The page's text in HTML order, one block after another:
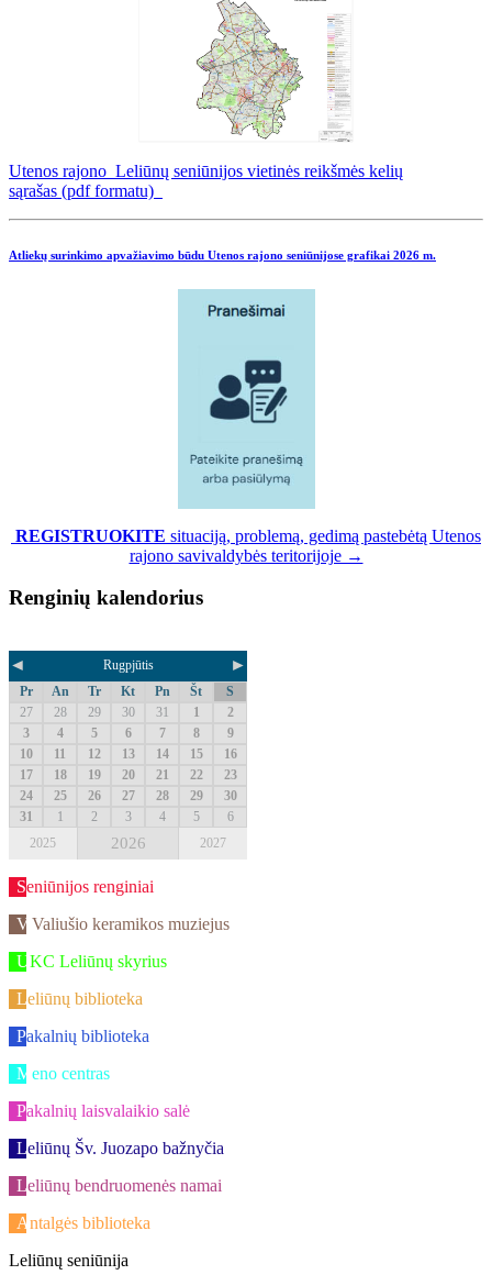
Utenos rajono Leliūnų seniūnijos vietinės reikšmės kelių
sąrašas (pdf formatu)
Atliekų surinkimo apvažiavimo būdu Utenos rajono seniūnijose grafikai 2026 m.
REGISTRUOKITE situaciją, problemą, gedimą pastebėtą Utenos
rajono savivaldybės teritorijoje →
Renginių kalendorius
◄ Rugpjūtis ►
Pr An Tr Kt Pn Št
S
27
28 29 30 31 1
2
3
4 5 6 7 8
9
10
11 12 13 14 15
16
17
18 19 20 21 22
23
24
25 26 27 28 29
30
31
1 2 3 4 5
6
2025
2026 2027
Seniūnijos renginiai
V.Valiušio keramikos muziejus
UKC Leliūnų skyrius
Leliūnų biblioteka
Pakalnių biblioteka
Meno centras
Pakalnių laisvalaikio salė
Leliūnų Šv. Juozapo bažnyčia
Leliūnų bendruomenės namai
Antalgės biblioteka
Leliūnų seniūnija